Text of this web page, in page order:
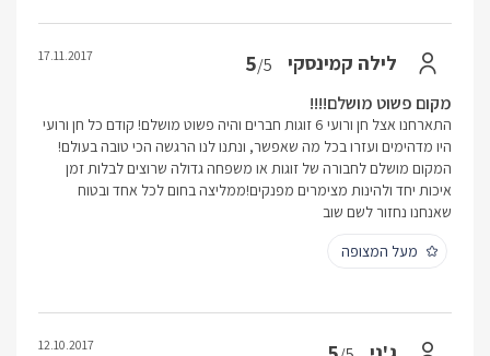
לילה קמינסקי 5/5
17.11.2017
מקום פשוט מושלם!!!!
התארחנו אצל חן ורועי 6 זוגות חברים והיה פשוט מושלם! קודם כל חן ורועי
היו מדהימים ועזרו בכל מה שאפשר, ונתנו לנו הרגשה הכי טובה בעולם!
המקום מושלם לחבורה של זוגות או משפחה גדולה שרוצים לבלות זמן
איכות יחד ולהינות מצימרים מפנקים!ממליצה בחום לכל אחד ובטוח
שאנחנו נחזור לשם שוב
מעל המצופה
12.10.2017